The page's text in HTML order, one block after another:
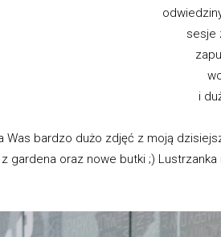
sesje
i
Was bardzo dużo zdjęć z moją
z gardena oraz nowe butki ;)